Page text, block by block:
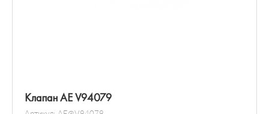
Клапан AE V94079